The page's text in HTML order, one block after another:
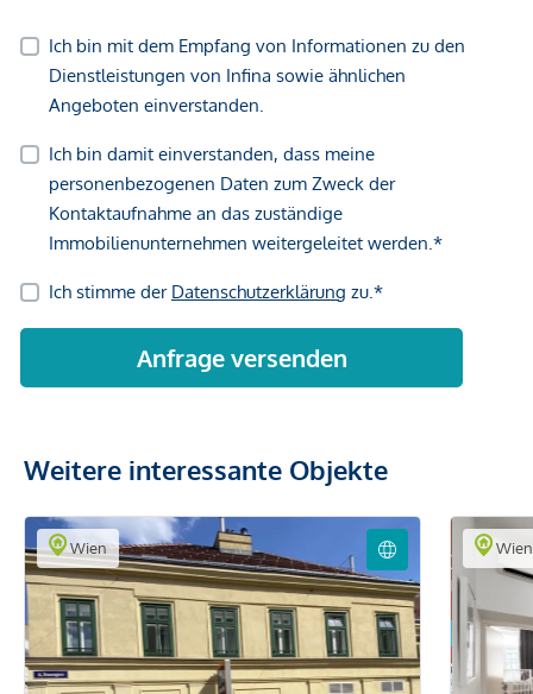
Weitere interessante Objekte
Wien Wien